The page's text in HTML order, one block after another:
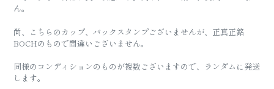
ん。
尚、こちらのカップ、バックスタンプございませんが、正真正銘
BOCHのもので間違いございません。
同様のコンディションのものが複数ございますので、ランダムに発送
します。